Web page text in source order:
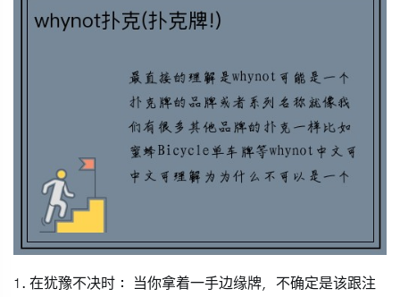
1. 在犹豫不决时：
当你拿着一手边缘牌，不确定是该跟注